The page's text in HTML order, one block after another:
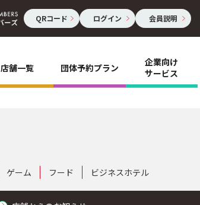
QRコード ログイン 会員説明
店舗一覧 団体予約プラン
企業向け
サービス
ゲーム フード ビジネスホテル